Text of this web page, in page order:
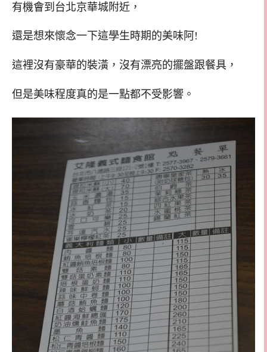
有機會到台北京華城附近，
還是想來懷念一下這學生時期的美味阿!
這裡沒有豪華的裝潢，沒有漂亮的擺盤跟餐具，
但是美味程度真的是一點都不受影響。